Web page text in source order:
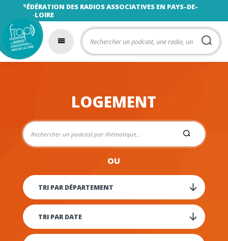
FÉDÉRATION DES RADIOS ASSOCIATIVES EN PAYS-DE-
LA-LOIRE
LOGEMENT
OU